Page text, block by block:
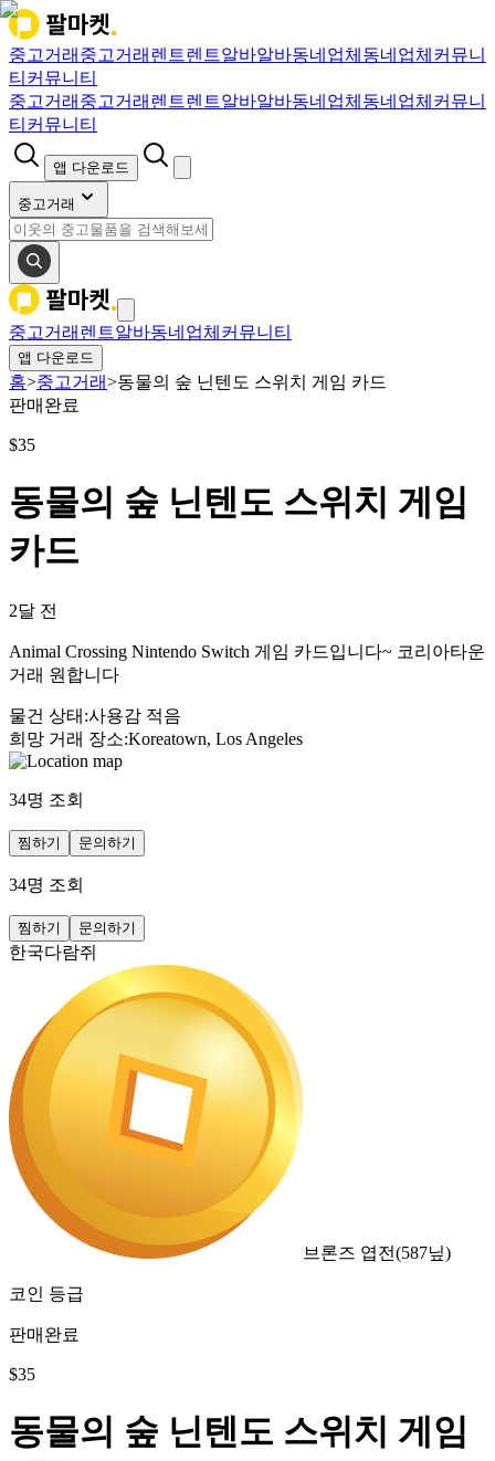
중고거래 중고거래 렌트렌트알바알바동네업체 동네업체 커뮤니
티 커뮤니티
중고거래 중고거래 렌트렌트알바알바동네업체 동네업체 커뮤니
티 커뮤니티
앱 다운로드
중고거래
중고거래 렌트알바동네업체 커뮤니티
앱 다운로드
홈>중고거래>동물의 숲 닌텐도 스위치 게임 카드
판매완료
$35
동물의 숲 닌텐도 스위치 게임
카드
2달 전
Animal Crossing Nintendo Switch 게임 카드입니다~ 코리아타운
거래 원합니다
물건 상태 :사용감 적음
희망 거래 장소:Koreatown, Los Angeles
34명 조회
찜하기 문의하기
34명 조회
찜하기 문의하기
한국다람쥐
브론즈 엽전(587닢)
코인 등급
판매완료
$35
동물의 숲 닌텐도 스위치 게임